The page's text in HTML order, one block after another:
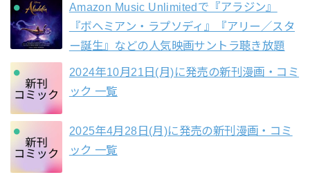
Amazon Music Unlimitedで『アラジン』
『ボヘミアン・ラプソディ』『アリー／スタ
ー誕生』などの人気映画サントラ聴き放題
2024年10月21日(月)に発売の新刊漫画・コミ
ック 一覧
2025年4月28日(月)に発売の新刊漫画・コミ
ック 一覧